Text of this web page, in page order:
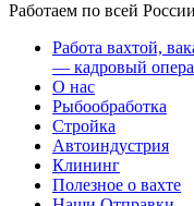
Работаем по всей России
Работа вахтой,
— кадровый
О нас
Рыбообработка
Стройка
Автоиндустрия
Клининг
Полезное о вахте